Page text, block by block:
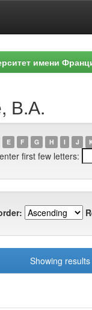
имени
В.А.
E F G H I J
first few letters:
Showing